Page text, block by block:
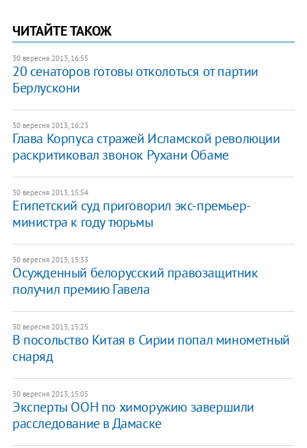
ЧИТАЙТЕ ТАКОЖ
30 вересня 2013, 16:55
20 сенаторов готовы отколоться от партии
Берлускони
30 вересня 2013, 16:23
Глава Корпуса стражей Исламской революции
раскритиковал звонок Рухани Обаме
30 вересня 2013, 15:54
Египетский суд приговорил экс-премьер-
министра к году тюрьмы
30 вересня 2013, 15:33
Осужденный белорусский правозащитник
получил премию Гавела
30 вересня 2013, 15:25
В посольство Китая в Сирии попал минометный
снаряд
30 вересня 2013, 15:05
Эксперты ООН по химоружию завершили
расследование в Дамаске